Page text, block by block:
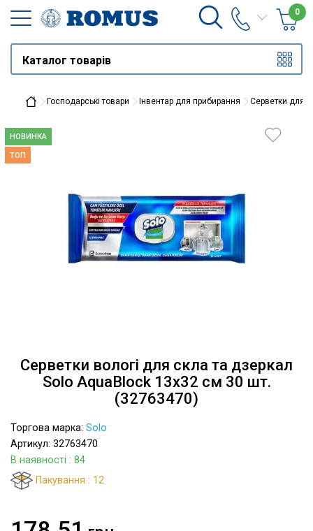
0
Каталог товарів
Господарські товари Інвентар для прибирання Серветки для
НОВИНКА
ТОП
Серветки вологі для скла та дзеркал
Solo AquaBlock 13х32 см 30 шт.
(32763470)
Торгова марка: Solo
Артикул: 32763470
В наявності : 84
Пакування : 12